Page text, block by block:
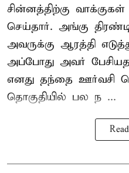
சின்னத்திற்கு வாக்குகள்
செய்தார். அங்கு
அவருக்கு ஆரத்தி
அப்போது அவர்
எனது தந்தை ஊர்வசி
தொகுதியில் பல ந ...